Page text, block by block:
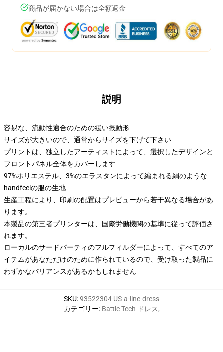
商品が届かない場合は全額返金
説明
容易な、流動性適合のための緩い振動形
サイズが大きいので、通常からサイズを下げて下さい
プリントは、独立したアーティストによって、選択したデザインと
フロントパネル全体をカバーします
97%ポリエステル、3%のエラスタンによって編まれる絹のような
handfeelの服の生地
生産工程により、印刷の配置はプレビューから若干異なる場合があ
ります。
本製品の第三者プリンターは、国際労働機関の基準に従って評価さ
れます。
ローカルのサードパーティのフルフィルダーによって、すべてのア
イテムがあなただけのために作られているので、受け取った製品に
わずかなバリアンスがあるかもしれません
SKU:93522304-US-a-line-dress
カテゴリー: Battle Tech ドレス,